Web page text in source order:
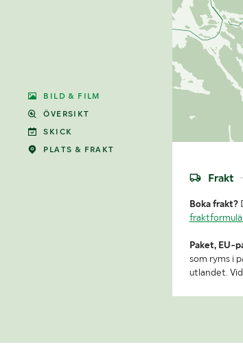
BILD & FILM
ÖVERSIKT
SKICK
PLATS & FRAKT
Frakt
Boka frakt?
Paket, EU-
som ryms i
utlandet.